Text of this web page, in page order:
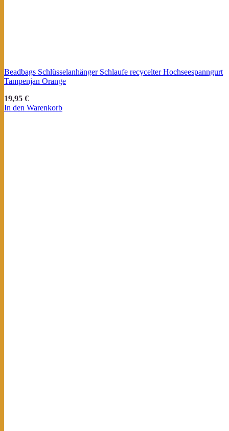
Beadbags Schlüsselanhänger Schlaufe recycelter Hochseespanngurt
Tampenjan Orange
19,95 €
In den Warenkorb